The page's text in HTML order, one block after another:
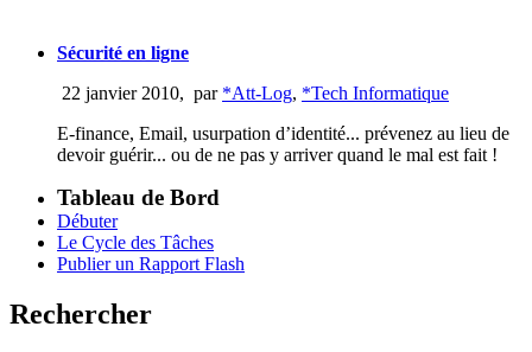
Sécurité en ligne
22 janvier 2010, par *Att-Log, *Tech Informatique
E-finance, Email, usurpation d’identité... prévenez au lieu de
devoir guérir... ou de ne pas y arriver quand le mal est fait !
Tableau de Bord
Débuter
Le Cycle des Tâches
Publier un Rapport Flash
Rechercher